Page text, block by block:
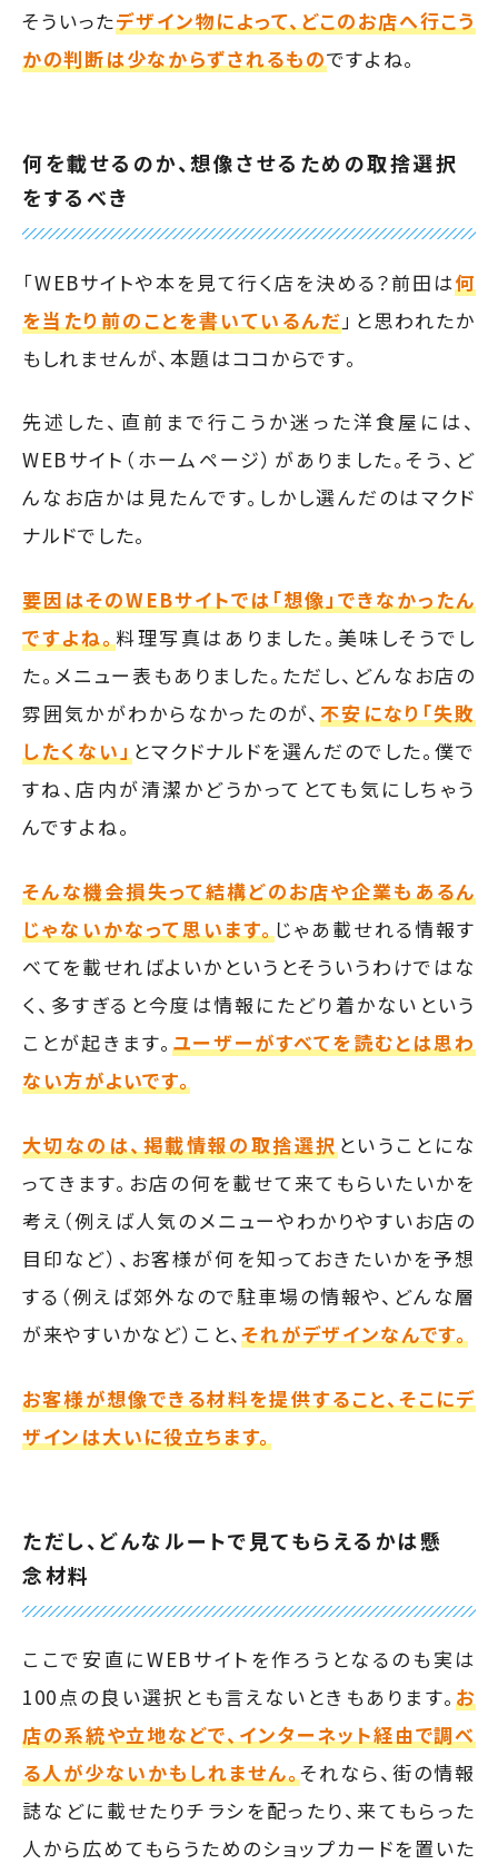
そういったデザイン物によって、どこのお店へ行こう
かの判断は少なからずされるものですよね。
何を載せるのか、想像させるための取捨選択
をするべき
「WEBサイトや本を見て行く店を決める？前田は何
を当たり前のことを書いているんだ 」と思われたか
もしれませんが、本題はココからです。
先述した、直前まで行こうか迷った洋食屋には、
WEBサイト（ホームページ）がありました。そう、ど
んなお店かは見たんです。しかし選んだのはマクド
ナルドでした。
要因はそのWEBサイトでは「想像」できなかったん
ですよね。料理写真はありました。美味しそうでし
た。メニュー表もありました。ただし、どんなお店の
雰囲気かがわからなかったのが、不安になり「失敗
したくない」とマクドナルドを選んだのでした。僕で
すね、店内が清潔かどうかってとても気にしちゃう
んですよね。
そんな機会損失って結構どのお店や企業もあるん
じゃないかなって思います。じゃあ載せれる情報す
べてを載せればよいかというとそういうわけではな
く、多すぎると今度は情報にたどり着かないという
ことが起きます。ユーザーがすべてを読むとは思わ
ない方がよいです。
大切なのは、掲載情報の取捨選択 ということにな
ってきます。お店の何を載せて来てもらいたいかを
考え（例えば人気のメニューやわかりやすいお店の
目印など）、お客様が何を知っておきたいかを予想
する（例えば郊外なので駐車場の情報や、どんな層
が来やすいかなど）こと、それがデザインなんです。
お客様が想像できる材料を提供すること、そこにデ
ザインは大いに役立ちます。
ただし、どんなルートで見てもらえるかは懸
念材料
ここで安直にWEBサイトを作ろうとなるのも実は
100点の良い選択とも言えないときもあります。お
店の系統や立地などで、インターネット経由で調べ
る人が少ないかもしれません。それなら、街の情報
誌などに載せたりチラシを配ったり、来てもらった
人から広めてもらうためのショップカードを置いた